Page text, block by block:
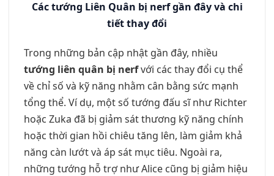
Các tướng Liên Quân bị nerf gần đây và chi
tiết thay đổi
Trong những bản cập nhật gần đây, nhiều
tướng liên quân bị nerfvới các thay đổi cụ thể
về chỉ số và kỹ năng nhằm cân bằng sức mạnh
tổng thể. Ví dụ, một số tướng đấu sĩ như Richter
hoặc Zuka đã bị giảm sát thương kỹ năng chính
hoặc thời gian hồi chiêu tăng lên, làm giảm khả
năng càn lướt và áp sát mục tiêu. Ngoài ra,
những tướng hỗ trợ như Alice cũng bị giảm hiệu